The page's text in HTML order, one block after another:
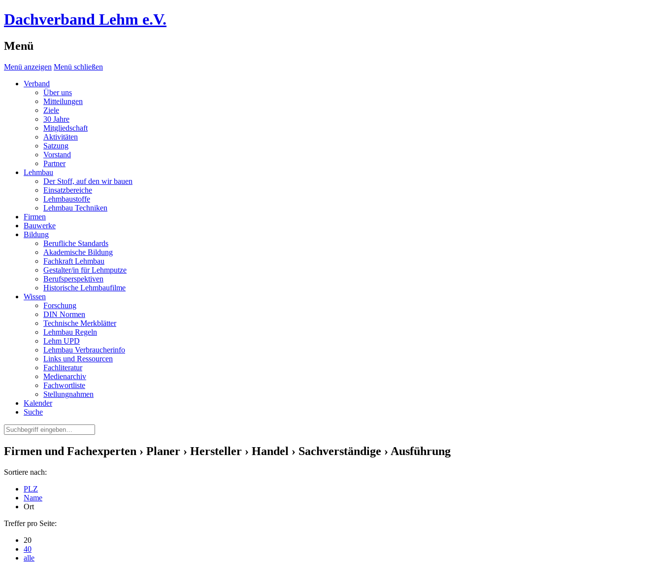
Dachverband Lehm e.V.
Menü
Menü anzeigen Menü schließen
Verband
Über uns
Mitteilungen
Ziele
30 Jahre
Mitgliedschaft
Aktivitäten
Satzung
Vorstand
Partner
Lehmbau
Der Stoff, auf den wir bauen
Einsatzbereiche
Lehmbaustoffe
Lehmbau Techniken
Firmen
Bauwerke
Bildung
Berufliche Standards
Akademische Bildung
Fachkraft Lehmbau
Gestalter/in für Lehmputze
Berufsperspektiven
Historische Lehmbaufilme
Wissen
Forschung
DIN Normen
Technische Merkblätter
Lehmbau Regeln
Lehm UPD
Lehmbau Verbraucherinfo
Links und Ressourcen
Fachliteratur
Medienarchiv
Fachwortliste
Stellungnahmen
Kalender
Suche
Firmen und Fachexperten › Planer › Hersteller › Handel › Sachverständige › Ausführung
Sortiere nach:
PLZ
Name
Ort
Treffer pro Seite:
20
40
alle